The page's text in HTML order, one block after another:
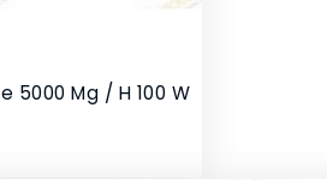
5000 Mg / H 100 W